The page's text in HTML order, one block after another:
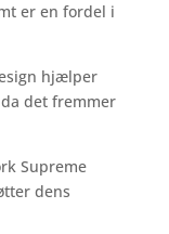
er en fordel i
hjælper
det fremmer
Supreme
dens